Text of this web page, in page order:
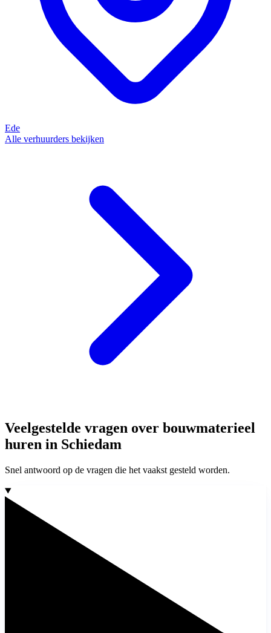
Ede
Alle verhuurders bekijken
Veelgestelde vragen over bouwmaterieel
huren in Schiedam
Snel antwoord op de vragen die het vaakst gesteld worden.